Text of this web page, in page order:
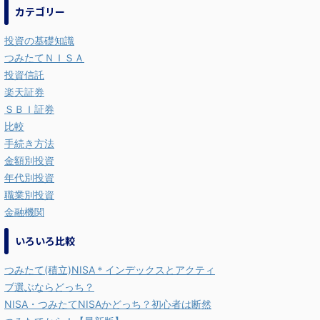
カテゴリー
投資の基礎知識
つみたてＮＩＳＡ
投資信託
楽天証券
ＳＢＩ証券
比較
手続き方法
金額別投資
年代別投資
職業別投資
金融機関
いろいろ比較
つみたて(積立)NISA＊インデックスとアクティ
ブ選ぶならどっち？
NISA・つみたてNISAかどっち？初心者は断然